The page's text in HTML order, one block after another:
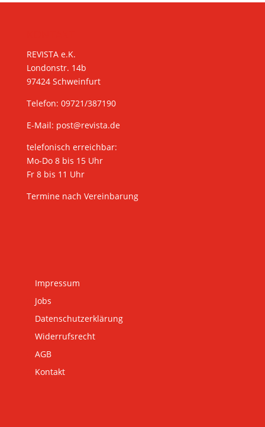
REVISTA e.K.
Londonstr. 14b
97424 Schweinfurt
Telefon: 09721/387190
E-Mail: post@revista.de
telefonisch erreichbar:
Mo-Do 8 bis 15 Uhr
Fr 8 bis 11 Uhr
Termine nach Vereinbarung
Impressum
Jobs
Datenschutzerklärung
Widerrufsrecht
AGB
Kontakt